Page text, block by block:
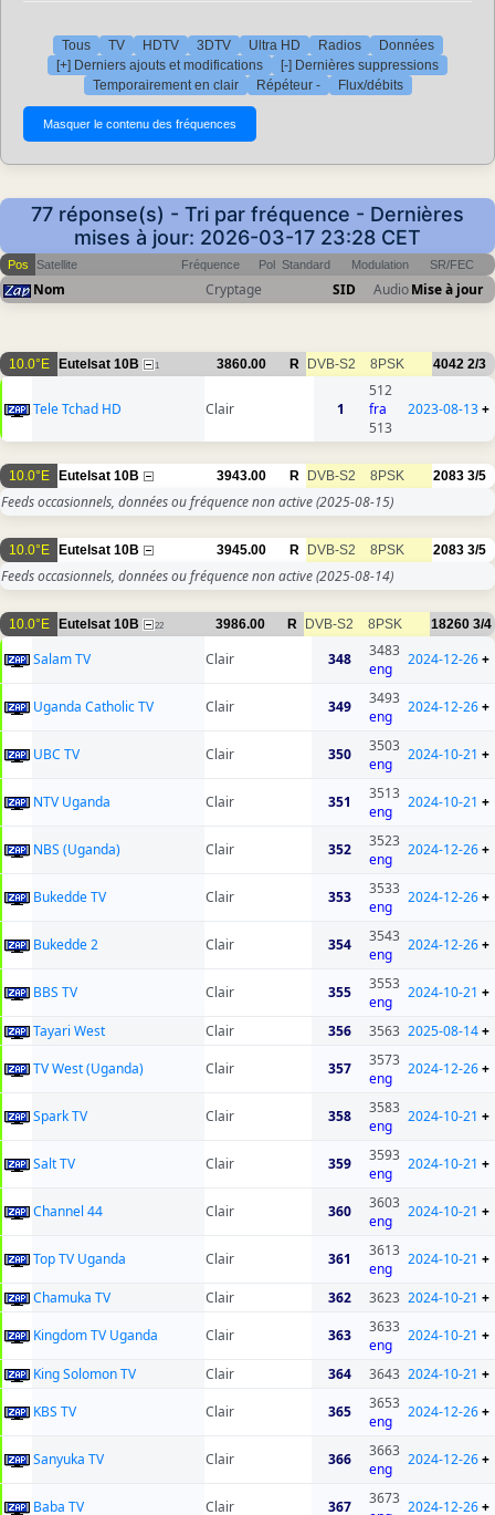
Tous TV HDTV 3DTV Ultra HD Radios
Données
[+] Derniers ajouts et modifications
[-] Dernières suppressions
Temporairement en clair
Répéteur - Flux/débits
77 réponse(s) - Tri par fréquence - Dernières
mises à jour: 2026-03-17 23:28 CET
Pos Satellite Fréquence Pol Standard Modulation SR/FEC
Nom Cryptage SID AudioMise à jour
10.0°E Eutelsat 10B 1 3860.00 R DVB-S2 8PSK 4042 2/3
Tele Tchad HD Clair 1
512
fra
513
2023-08-13+
10.0°E Eutelsat 10B 3943.00 R DVB-S2 8PSK 2083 3/5
Feeds occasionnels, données ou fréquence non active(2025-08-15)
10.0°E Eutelsat 10B 3945.00 R DVB-S2 8PSK 2083 3/5
Feeds occasionnels, données ou fréquence non active(2025-08-14)
10.0°E Eutelsat 10B 22 3986.00 R DVB-S2 8PSK 18260 3/4
Salam TV Clair 348
3483
eng
2024-12-26+
Uganda Catholic TV Clair 349
3493
eng
2024-12-26+
UBC TV Clair 350
3503
eng
2024-10-21 +
NTV Uganda Clair 351
3513
eng
2024-10-21 +
NBS (Uganda) Clair 352
3523
eng
2024-12-26+
Bukedde TV Clair 353
3533
eng
2024-12-26+
Bukedde 2 Clair 354
3543
eng
2024-12-26+
BBS TV Clair 355
3553
eng
2024-10-21 +
Tayari West Clair 356 3563 2025-08-14+
TV West (Uganda)
Clair 357
3573
eng
2024-12-26+
Spark TV Clair 358
3583
eng
2024-10-21 +
Salt TV Clair 359
3593
eng
2024-10-21 +
Channel 44 Clair 360
3603
eng
2024-10-21 +
Top TV Uganda Clair 361
3613
eng
2024-10-21 +
Chamuka TV Clair 362 3623 2024-10-21 +
Kingdom TV Uganda
Clair 363
3633
eng
2024-10-21 +
King Solomon TV Clair 364 3643 2024-10-21 +
KBS TV
Clair 365
3653
eng
2024-12-26+
Sanyuka TV Clair 366
3663
eng
2024-12-26+
Baba TV Clair 367
3673 2024-12-26+